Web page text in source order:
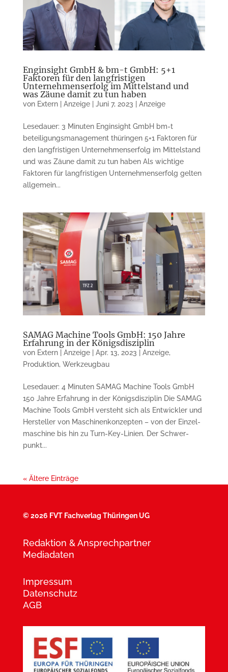
Enginsight GmbH & bm-t GmbH: 5+1
Faktoren für den langfristigen
Unternehmenserfolg im Mittelstand und
was Zäune damit zu tun haben
von Extern | Anzeige| Juni 7, 2023 Anzeige
Lesedauer: 3 Minuten Enginsight GmbH bm-t
beteiligungsmanagement thüringen 5+1 Faktoren für
den lang­fristigen Un­ter­neh­mens­erfolg im Mittel­stand
und was Zäune da­mit zu tun haben Als wichtige
Faktoren für langfris­ti­gen Unternehmenserfolg gelten
all­gemein...
SAMAG Machine Tools GmbH: 150 Jahre
Erfahrung in der Königsdisziplin
von Extern | Anzeige| Apr. 13, 2023 Anzeige,
Produktion, Werkzeugbau
Lesedauer: 4 Minuten SAMAG Machine Tools GmbH
150 Jahre Erfahrung in der Königs­disziplin Die SAMAG
Machine Tools GmbH ver­steht sich als Entwickler und
Her­steller von Ma­schi­nen­konzepten – von der Einzel­
ma­schine bis hin zu Turn-Key-Linien. Der Schwer­
punkt...
« Ältere Einträge
©2026 FVT Fachverlag Thüringen UG
Redaktion & Ansprechpartner
Mediadaten
Impressum
Datenschutz
AGB